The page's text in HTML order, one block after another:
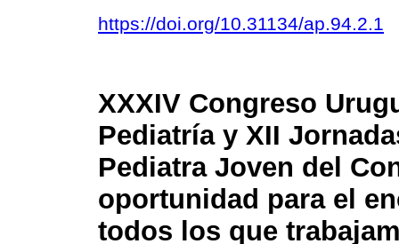
https://doi.org/10.31134/ap.94.2.1
XXXIV Congreso
Pediatría y XII
Pediatra Joven del
oportunidad para el
todos los que